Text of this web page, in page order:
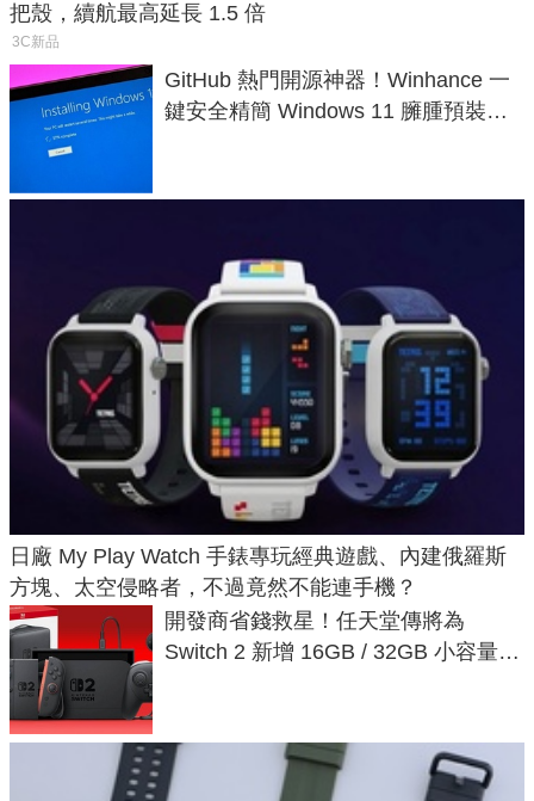
把殼，續航最高延長 1.5 倍
3C新品
GitHub 熱門開源神器！Winhance 一
鍵安全精簡 Windows 11 臃腫預裝軟
日廠 My Play Watch 手錶專玩經典遊戲、內建俄羅斯
方塊、太空侵略者，不過竟然不能連手機？
開發商省錢救星！任天堂傳將為
Switch 2 新增 16GB / 32GB 小容量遊